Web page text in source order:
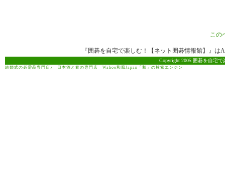
この
『囲碁を自宅で楽しむ！【ネット囲碁情報館】』
Copyright 2005 囲碁を自宅
結婚式の必需品専門店♪ 日本酒と肴の専門店 Wahoo和風Japan「和」の検索エンジン